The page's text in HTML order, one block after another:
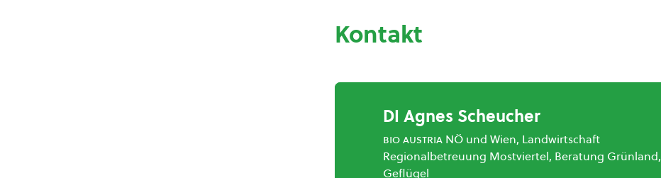
Kontakt
DI Agnes Scheucher
bio austria NÖ und Wien, Landwirtschaft
Regionalbetreuung Mostviertel, Beratung Grünland,
Geflügel